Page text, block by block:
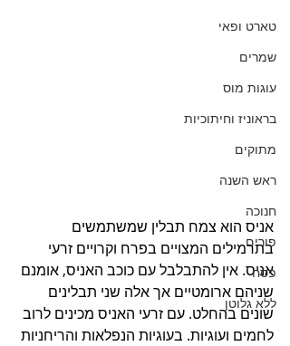
טארט ופאי
שמרים
עוגות מוס
בראוניז וחיתוכיות
מתוקים
ראש השנה
חנוכה
פורים
פסח
ללא גלוטן
אניס הוא צמח תבלין שמשתמשים
בתרמילים המצויים בפרח וקרויים זרעי
אניס. אין להתבלבל עם כוכב האניס, אומנם
שניהם ארומטיים אך אלה שני תבלינים
שונים בהחלט. עם זרעי האניס מכינים לרוב
לחמים ועוגיות. בעוגיות הנפלאות והריחניות